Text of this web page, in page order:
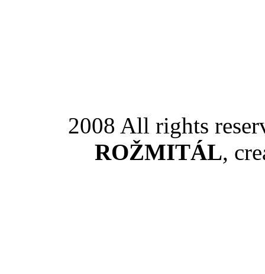
2008 All rights
ROŽMITÁL,